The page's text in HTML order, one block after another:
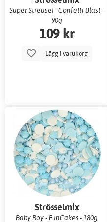
Super Streusel - Confetti Blast -
90g
109 kr
Lägg i varukorg
Strösselmix
Baby Boy - FunCakes - 180g